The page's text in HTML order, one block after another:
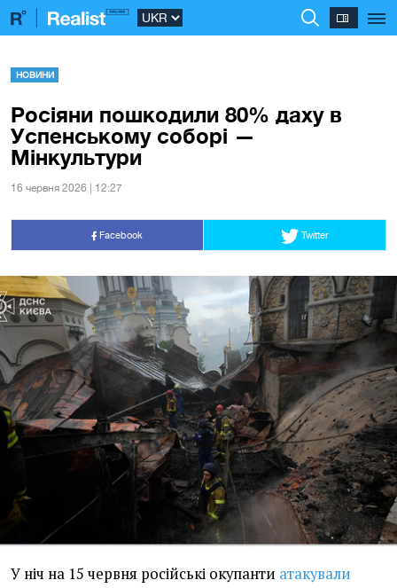
НОВИНИ
Росіяни пошкодили 80% даху в
Успенському соборі —
Мінкультури
16 червня 2026 | 12:27
Facebook Twitter
У ніч на 15 червня російські окупанти атакували